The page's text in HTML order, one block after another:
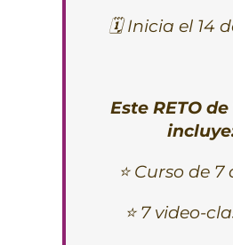
🗓️ Inicia el 14
Este RETO
⭐ Curso de 7
⭐ 7 video-